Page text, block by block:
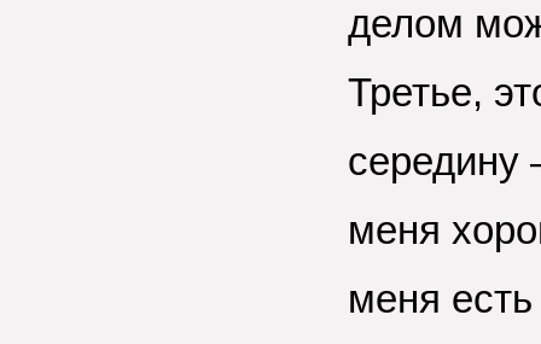
делом
Третье,
середину
меня
меня